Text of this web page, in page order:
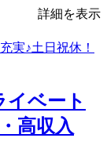
詳細を表示
イベート
高収入